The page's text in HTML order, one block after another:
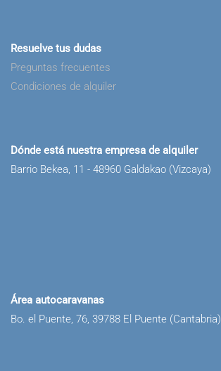
Resuelve tus dudas
Preguntas frecuentes
Condiciones de alquiler
Dónde está nuestra empresa de alquiler
Barrio Bekea, 11 - 48960 Galdakao (Vizcaya)
Área autocaravanas
Bo. el Puente, 76, 39788 El Puente (Cantabria)